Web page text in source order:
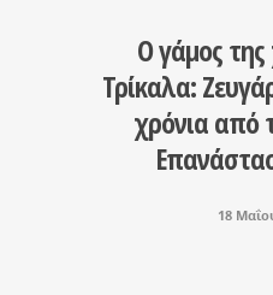
Ο γάμος
Τρίκαλα:
χρόνια από
18